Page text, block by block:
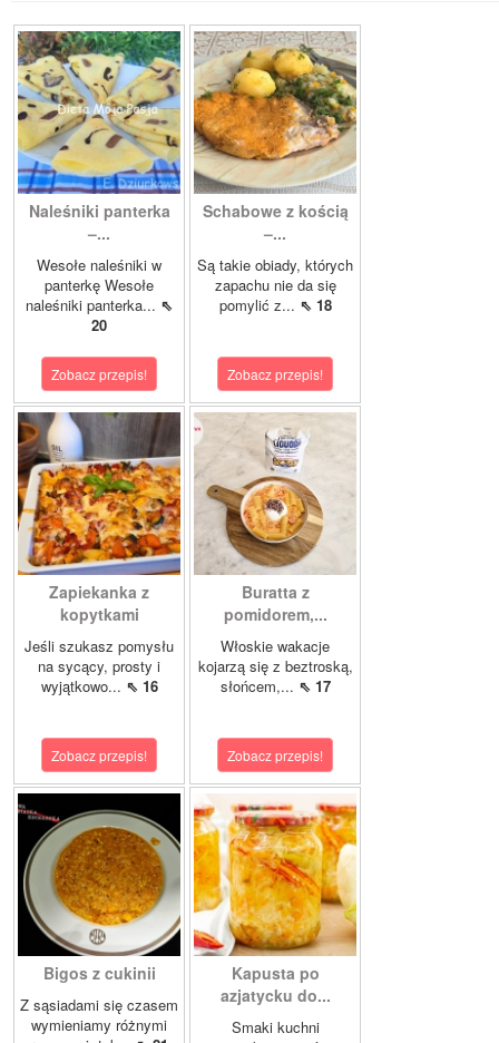
Naleśniki panterka
–...
Wesołe naleśniki w
panterkę Wesołe
naleśniki panterka... ⇖
20
Zobacz przepis!
Schabowe z kością
–...
Są takie obiady, których
zapachu nie da się
pomylić z... ⇖ 18
Zobacz przepis!
Zapiekanka z
kopytkami
Jeśli szukasz pomysłu
na sycący, prosty i
wyjątkowo... ⇖ 16
Zobacz przepis!
Buratta z
pomidorem,...
Włoskie wakacje
kojarzą się z beztroską,
słońcem,... ⇖ 17
Zobacz przepis!
Bigos z cukinii
Z sąsiadami się czasem
wymieniamy różnymi
Kapusta po
azjatycku do...
Smaki kuchni